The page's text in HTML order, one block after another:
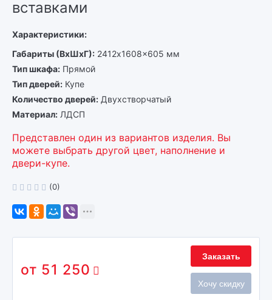
вставками
Характеристики:
Габариты (ВхШхГ) 2412x1608x605 мм
Тип шкафа Прямой
Тип дверей Купе
Количество дверей Двухстворчатый
Материал ЛДСП
Представлен один из вариантов изделия. Вы
можете выбрать другой цвет, наполнение и
двери-купе.
(0)
51 250
Заказать
Хочу скидку